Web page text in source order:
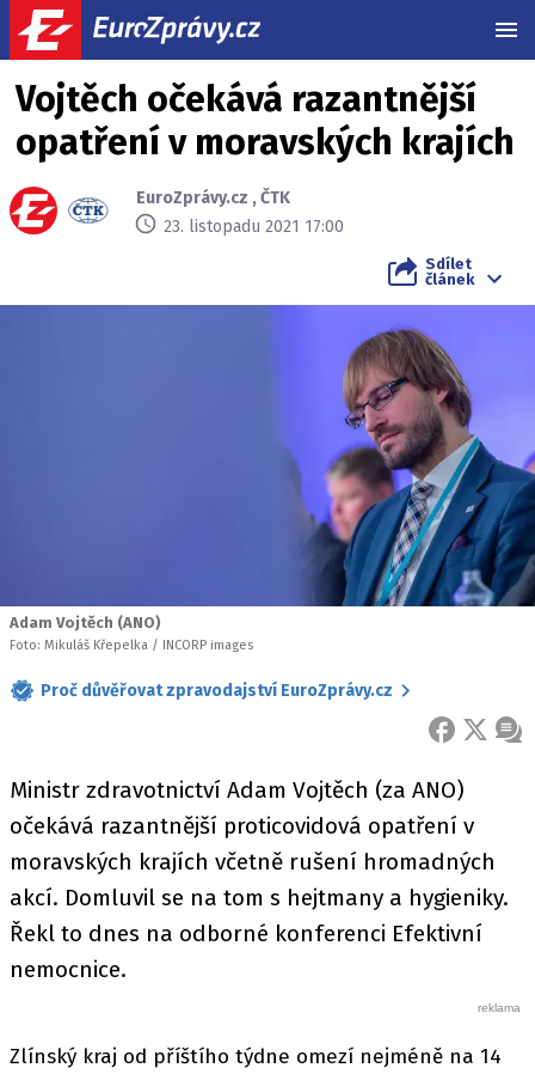
Vojtěch očekává razantnější
opatření v moravských krajích
EuroZprávy.cz ,ČTK
23. listopadu 2021 17:00
Sdílet
článek
Adam Vojtěch (ANO)
Foto: Mikuláš Křepelka / INCORP images
Proč důvěřovat zpravodajství EuroZprávy.cz
FACEBOOK
X
Ministr zdravotnictví Adam Vojtěch (za ANO)
očekává razantnější proticovidová opatření v
moravských krajích včetně rušení hromadných
akcí. Domluvil se na tom s hejtmany a hygieniky.
Řekl to dnes na odborné konferenci Efektivní
nemocnice.
Zlínský kraj od příštího týdne omezí nejméně na 14